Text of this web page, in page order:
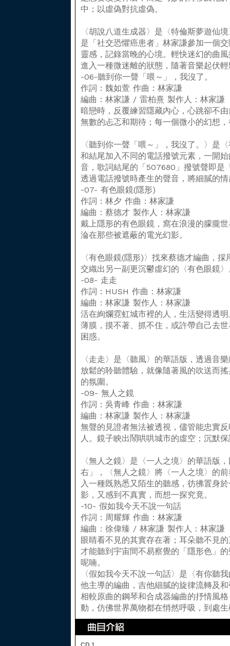
中；以虛偽對抗虛偽。
〈胡說八道生成器〉是〈特倫斯夢遊仙
是「社交恐懼癌患者」林家謙參加一個
靈感，記錄當晚的心境。輕快迷幻的曲
進入一種微迷離的狀態，隨著音樂起伏
-06-聽到你一聲「喂～」，我沒了。
作詞：魏如萱 作曲：林家謙
編曲：林家謙 / 雷柏熹 製作人：林家謙
暗戀時，反覆練習隱藏內心，心跳卻不
無數的忐忑和期待；每一個微小的幻想
〈聽到你一聲「喂～」，我沒了。〉是
和結尾加入不同的電話撥號元素，一開
音，歌詞結尾的「507680」撥號聲即是
透過電話撥號時產生的聲音，將細膩的
-07- 有色眼鏡(隱形)
作詞：林夕 作曲：林家謙
編曲：蔡德才 製作人：林家謙
戴上隱形的有色眼鏡，窩在浪漫的朦朧
淪在那些被遮蔽的電光幻影。
〈有色眼鏡(隱形)〉找來蔡德才編曲，
交織出另一副更沉鬱虛幻的〈有色眼鏡
-08- 走走
作詞：HUSH 作曲：林家謙
編曲：林家謙 製作人：林家謙
活在絢爛霓虹城市裡的人，生活變得透
薄膜，摸不著、抓不住，或許帶自己去
困惑。
〈走走〉是〈聽風〉的華語版，透過音
放鬆的聆聽體驗，就像隨著風的吹送而
的氛圍。
-09- 無人之鏡
作詞：吳青峰 作曲：林家謙
編曲：林家謙 製作人：林家謙
無聲的見證者無法被透視，儘管能忠實
人。鏡子眏出鬧哄哄城市的虛空；沉默
〈無人之鏡〉是〈一人之境〉的華語版
右」，〈無人之鏡〉將〈一人之境〉的
入一種既熟悉又陌生的聽感，彷彿置身
影，又感到不真實，而想一探究竟。
-10- 假如我今天不說一句話
作詞：周耀輝 作曲：林家謙
編曲：徐偉臻 / 林家謙 製作人：林家謙
眼睛看不見的其實存在著；耳朵聽不見
才能聽到宇宙間不易察覺的「隱形色」
呢喃。
〈假如我今天不說一句話〉是〈有你聽
他主導的編曲，吉他細膩的旋律流轉及
相較原曲的鋼琴和合成器編曲的抒情風
動，仿佛世界萬物都在悄然呼吸，到處